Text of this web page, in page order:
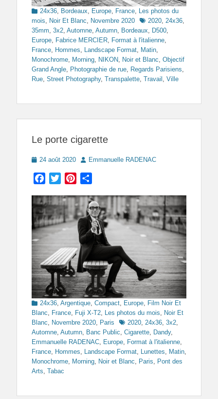
Categories
24x36, Bordeaux, Europe, France, Les photos du
mois, Noir Et Blanc, Novembre 2020 Tags2020, 24x36,
35mm, 3x2, Automne, Autumn, Bordeaux, D500,
Europe, Fabrice MERCIER, Format à l'italienne,
France, Hommes, Landscape Format, Matin,
Monochrome, Morning, NIKON, Noir et Blanc, Objectif
Grand Angle, Photographie de rue, Regards Parisiens,
Rue, Street Photography, Transpalette, Travail , Ville
Le porte cigarette
Posted
24 août 2020 AuthorEmmanuelle RADENAC
Facebook
TwitterPinterest
Categories
24x36, Argentique, Compact, Europe, Film Noir Et
Blanc, France, Fuji X-T2, Les photos du mois, Noir Et
Blanc, Novembre 2020, Paris Tags2020, 24x36, 3x2,
Automne, Autumn, Banc Public, Cigarette, Dandy,
Emmanuelle RADENAC, Europe, Format à l'italienne,
France, Hommes, Landscape Format, Lunettes, Matin,
Monochrome, Morning, Noir et Blanc, Paris, Pont des
Arts, Tabac